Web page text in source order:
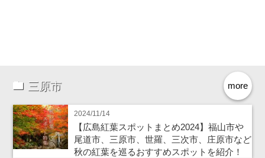
more
三原市
2024/11/14
【広島紅葉スポットまとめ2024】福山市や
尾道市、三原市、世羅、三次市、庄原市など
秋の紅葉を巡るおすすめスポットを紹介！